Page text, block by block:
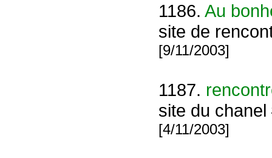
1186. Au
site de
[9/11/2003]
1187.
site du
[4/11/2003]